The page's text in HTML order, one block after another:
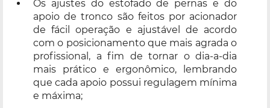
Os ajustes do estofado de pernas e do
apoio de tronco são feitos por acionador
de fácil operação e ajustável de acordo
com o posicionamento que mais agrada o
profissional, a fim de tornar o dia-a-dia
mais prático e ergonômico, lembrando
que cada apoio possui regulagem mínima
e máxima;